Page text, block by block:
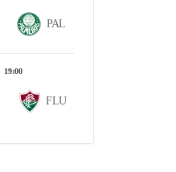
PAL
19:00
FLU